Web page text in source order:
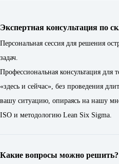
Экспертная консультация по
Персональная сессия для решения
задач.
Профессиональная консультация
«здесь и сейчас», без проведения
вашу ситуацию, опираясь на нашу
ISO и методологию Lean Six Sigma.
Какие вопросы можно решить?